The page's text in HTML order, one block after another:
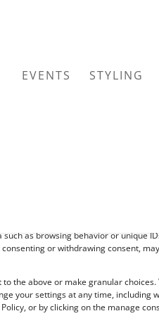
as browsing behavior or unique
or withdrawing consent,
to the above or make granular
your settings at any time, including
or by clicking on the manage
EVENTS STYLING
door bruidskinderen.
daarbij voor minimaal één